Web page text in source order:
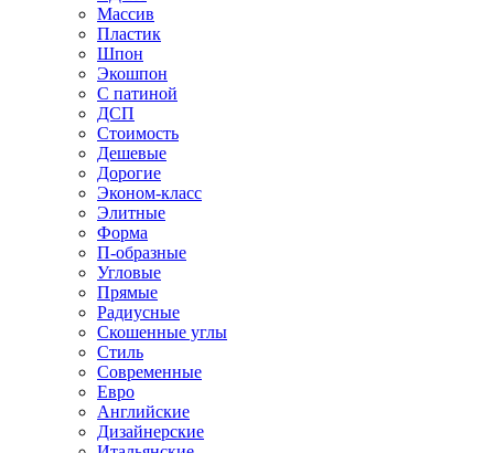
Массив
Пластик
Шпон
Экошпон
С патиной
ДСП
Стоимость
Дешевые
Дорогие
Эконом-класс
Элитные
Форма
П-образные
Угловые
Прямые
Радиусные
Скошенные углы
Стиль
Современные
Евро
Английские
Дизайнерские